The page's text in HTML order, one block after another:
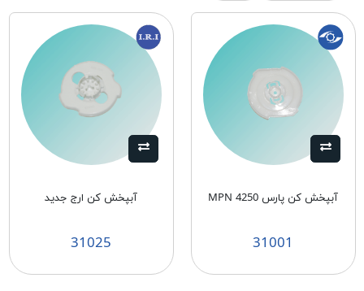
آبپخش كن پارس MPN 4250
31001
آبپخش کن ارج جدید
31025